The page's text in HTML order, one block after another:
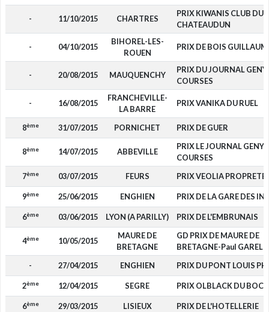
- 11/10/2015 CHARTRES
PRIX KIWANIS CLUB
CHATEAUDUN
- 04/10/2015
BIHOREL-LES-
ROUEN
PRIX DE BOIS
- 20/08/2015 MAUQUENCHY
PRIX DU JOURNAL GENY
COURSES
- 16/08/2015
FRANCHEVILLE-
LA BARRE
PRIX VANIKA DU RUEL
8ème 31/07/2015 PORNICHET PRIX DE GUER
8ème 14/07/2015 ABBEVILLE
PRIX LE JOURNAL GENY
COURSES
7ème 03/07/2015 FEURS PRIX VEOLIA PROPRETE
9ème 25/06/2015 ENGHIEN PRIX DE LA GARE DES
6ème 03/06/2015 LYON (A PARILLY) PRIX DE L'EMBRUNAIS
4ème 10/05/2015
MAURE DE
BRETAGNE
GD PRIX DE MAURE DE
BRETAGNE-Paul GAREL
-
27/04/2015 ENGHIEN PRIX DU PONT LOUIS
2ème 12/04/2015 SEGRE PRIX OLBLACK DU
6ème 29/03/2015 LISIEUX PRIX DE L'HOTELLERIE